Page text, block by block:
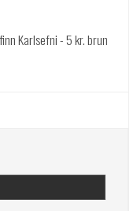
Karlsefni - 5 kr. brun